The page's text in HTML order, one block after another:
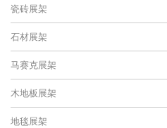
瓷砖展架
石材展架
马赛克展架
木地板展架
地毯展架